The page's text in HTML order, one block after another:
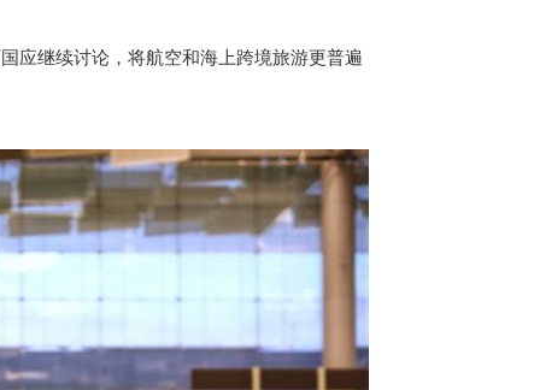
应继续讨论，将航空和海上跨境旅游更普遍